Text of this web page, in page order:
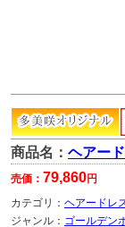
商品名： ヘアー
売価： 79,860円
カテゴリ： ヘアードレ
ジャンル： ゴールデン